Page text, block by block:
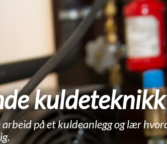
kuldeteknikk
på et kuldeanlegg og lær